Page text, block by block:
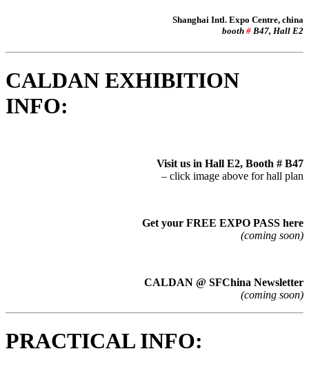
Shanghai Intl. Expo Centre, china
booth # B47, Hall E2
CALDAN EXHIBITION
INFO:
Visit us in Hall E2, Booth # B47
– click image above for hall plan
Get your FREE EXPO PASS here
(coming soon)
CALDAN @ SFChina Newsletter
(coming soon)
PRACTICAL INFO: